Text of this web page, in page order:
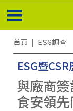
首頁 ESG調查
ESG暨
與廠商
食安領